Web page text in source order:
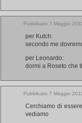
Pubblicato 7 Maggio
per Kutch:
secondo me
per Leonardo:
dormi a Roseto che
Pubblicato 7 Maggio
Cerchiamo di
vediamo